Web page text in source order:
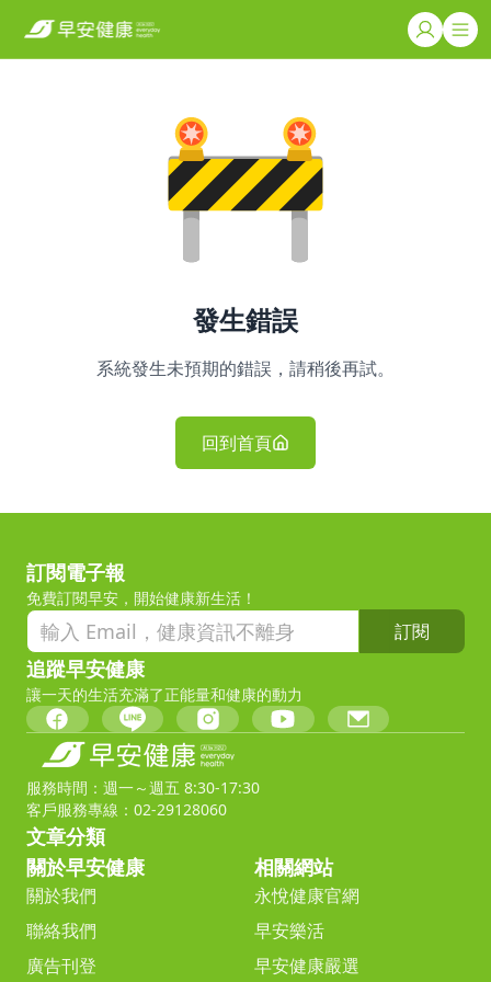
發生錯誤
系統發生未預期的錯誤，請稍後再試。
回到首頁
訂閱電子報
免費訂閱早安，開始健康新生活！
訂閱
追蹤早安健康
讓一天的生活充滿了正能量和健康的動力
服務時間：週一～週五 8:30-17:30
客戶服務專線：02-29128060
文章分類
關於早安健康
關於我們
聯絡我們
廣告刊登
相關網站
永悅健康官網
早安樂活
早安健康嚴選